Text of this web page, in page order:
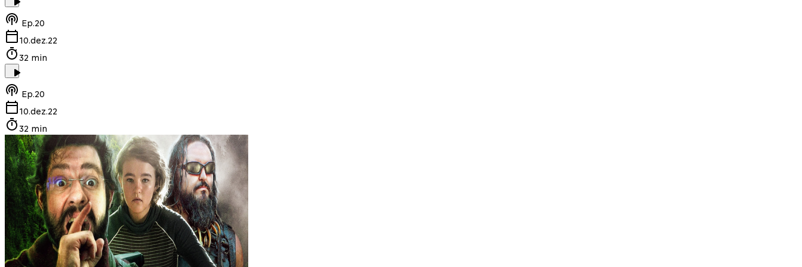
Ep.20
10.dez.22
32 min
Ep.20
10.dez.22
32 min